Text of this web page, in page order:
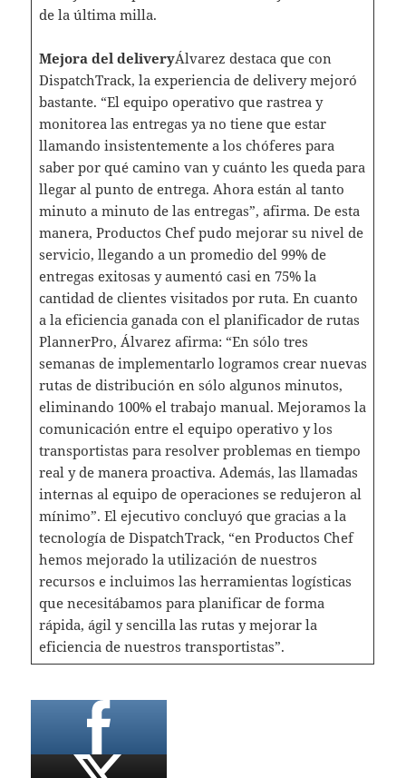
de la última milla.
Mejora del deliveryÁlvarez destaca que con
DispatchTrack, la experiencia de delivery mejoró
bastante. “El equipo operativo que rastrea y
monitorea las entregas ya no tiene que estar
llamando insistentemente a los chóferes para
saber por qué camino van y cuánto les queda para
llegar al punto de entrega. Ahora están al tanto
minuto a minuto de las entregas”, afirma. De esta
manera, Productos Chef pudo mejorar su nivel de
servicio, llegando a un promedio del 99% de
entregas exitosas y aumentó casi en 75% la
cantidad de clientes visitados por ruta. En cuanto
a la eficiencia ganada con el planificador de rutas
PlannerPro, Álvarez afirma: “En sólo tres
semanas de implementarlo logramos crear nuevas
rutas de distribución en sólo algunos minutos,
eliminando 100% el trabajo manual. Mejoramos la
comunicación entre el equipo operativo y los
transportistas para resolver problemas en tiempo
real y de manera proactiva. Además, las llamadas
internas al equipo de operaciones se redujeron al
mínimo”. El ejecutivo concluyó que gracias a la
tecnología de DispatchTrack, “en Productos Chef
hemos mejorado la utilización de nuestros
recursos e incluimos las herramientas logísticas
que necesitábamos para planificar de forma
rápida, ágil y sencilla las rutas y mejorar la
eficiencia de nuestros transportistas”.